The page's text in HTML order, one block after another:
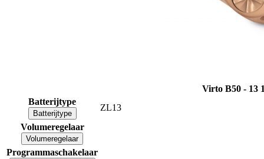
Virto B50 - 13
Batterijtype
Batterijtype
ZL13
Volumeregelaar
Volumeregelaar
Programmaschakelaar